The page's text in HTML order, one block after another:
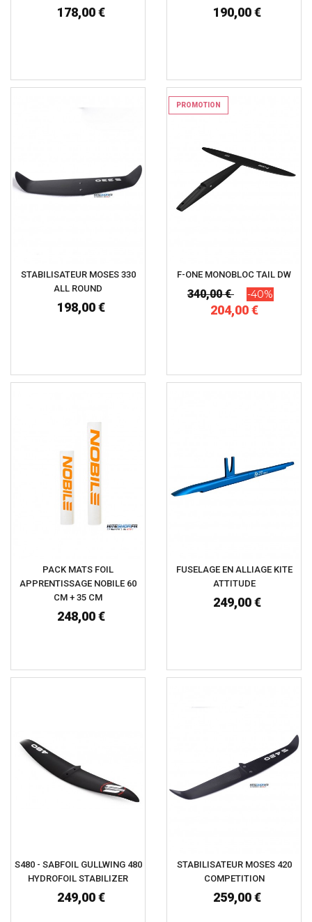
178,00 € 190,00 €
STABILISATEUR MOSES 330
ALL ROUND
198,00 €
PROMOTION
F-ONE MONOBLOC TAIL DW
340,00 € -40%
204,00 €
PACK MATS FOIL
APPRENTISSAGE NOBILE 60
CM + 35 CM
248,00 €
FUSELAGE EN ALLIAGE KITE
ATTITUDE
249,00 €
S480 - SABFOIL GULLWING 480
HYDROFOIL STABILIZER
249,00 €
STABILISATEUR MOSES 420
COMPETITION
259,00 €